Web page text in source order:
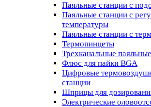
Паяльные станции с
Паяльные станции с
температуры
Паяльные станции с
Термопинцеты
Трехканальные
Флюс для пайки BGA
Цифровые
станции
Шприцы для
Электрические